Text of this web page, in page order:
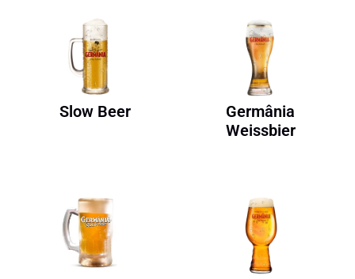
Slow Beer
Germânia
Weissbier